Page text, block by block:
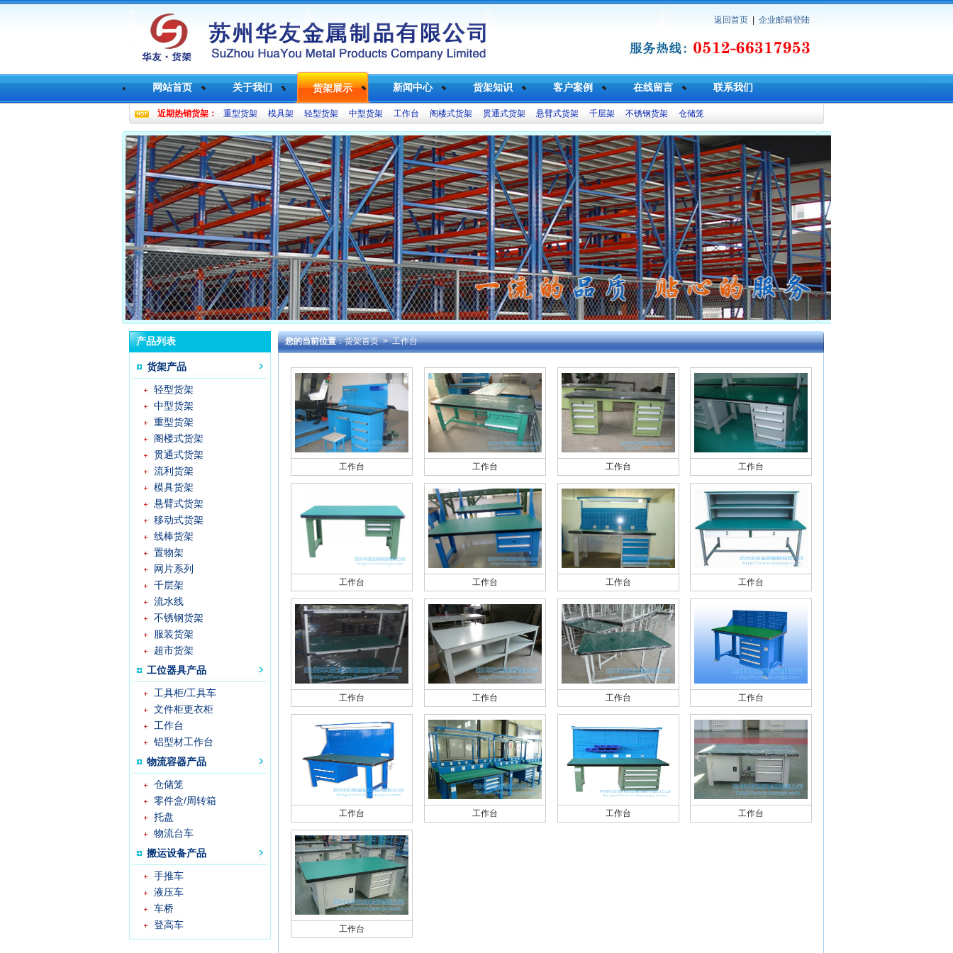
返回首页 企业邮箱登陆
网站首页 关于我们 货架展示 新闻中心 货架知识 客户案例 在线留言 联系我们
近期热销货架： 重型货架 模具架 轻型货架 中型货架 工作台 阁楼式货架 贯通式货架 悬臂式货架 千层架 不锈钢货架 仓储笼
产品列表
货架产品
轻型货架
中型货架
重型货架
阁楼式货架
贯通式货架
流利货架
模具货架
悬臂式货架
移动式货架
线棒货架
置物架
网片系列
千层架
流水线
不锈钢货架
服装货架
超市货架
工位器具产品
工具柜/工具车
文件柜更衣柜
工作台
铝型材工作台
物流容器产品
仓储笼
零件盒/周转箱
托盘
物流台车
搬运设备产品
手推车
液压车
车桥
登高车
您的当前位置：货架首页> 工作台
工作台 工作台 工作台 工作台
工作台 工作台 工作台 工作台
工作台 工作台 工作台 工作台
工作台 工作台 工作台 工作台
工作台